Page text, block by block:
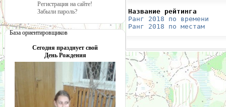
Регистрация на сайте!
Забыли пароль?
База ориентировщиков
Сегодня празднует свой
День Рождения
Название рейтинга
Ранг 2018 по времени
Ранг 2018 по местам